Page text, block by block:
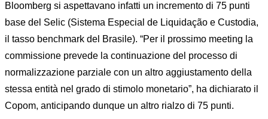
Bloomberg si aspettavano infatti un incremento di 75 punti
base del Selic (Sistema Especial de Liquidação e Custodia,
il tasso benchmark del Brasile). “Per il prossimo meeting la
commissione prevede la continuazione del processo di
normalizzazione parziale con un altro aggiustamento della
stessa entità nel grado di stimolo monetario”, ha dichiarato il
Copom, anticipando dunque un altro rialzo di 75 punti.